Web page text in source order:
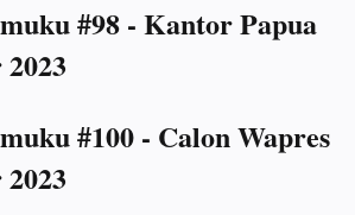
#98 - Kantor Papua
#100 - Calon Wapres